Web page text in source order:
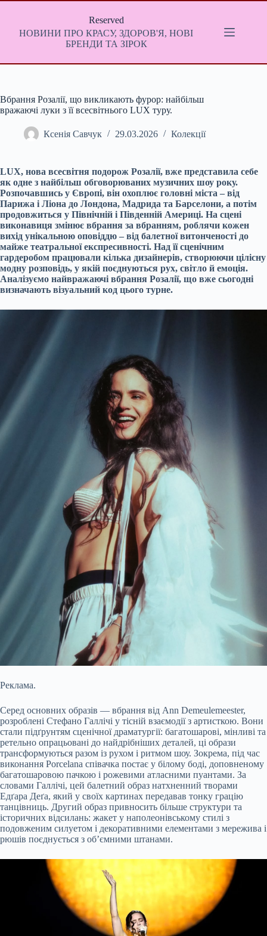
Перейти
Reserved
НОВИНИ ПРО КРАСУ, ЗДОРОВ'Я, НОВІ
БРЕНДИ ТА ЗІРОК
Вбрання Розалії, що викликають фурор: найбільш
вражаючі луки з її всесвітнього LUX туру.
Ксенія Савчук 29.03.2026 Колекції
LUX, нова всесвітня подорож Розалії, вже представила себе
як одне з найбільш обговорюваних музичних шоу року.
Розпочавшись у Європі, він охоплює головні міста – від
Парижа і Ліона до Лондона, Мадрида та Барселони, а потім
продовжиться у Північній і Південній Америці. На сцені
виконавиця змінює вбрання за вбранням, роблячи кожен
вихід унікальною оповіддю – від балетної витонченості до
майже театральної експресивності. Над її сценічним
гардеробом працювали кілька дизайнерів, створюючи цілісну
модну розповідь, у якій поєднуються рух, світло й емоція.
Аналізуємо найвражаючі вбрання Розалії, що вже сьогодні
визначають візуальний код цього турне.
Реклама.
Серед основних образів — вбрання від Ann Demeulemeester,
розроблені Стефано Галлічі у тісній взаємодії з артисткою. Вони
стали підґрунтям сценічної драматургії: багатошарові, мінливі та
ретельно опрацьовані до найдрібніших деталей, ці образи
трансформуються разом із рухом і ритмом шоу. Зокрема, під час
виконання Porcelana співачка постає у білому боді, доповненому
багатошаровою пачкою і рожевими атласними пуантами. За
словами Галлічі, цей балетний образ натхненний творами
Едґара Деґа, який у своїх картинах передавав тонку грацію
танцівниць. Другий образ привносить більше структури та
історичних відсилань: жакет у наполеонівському стилі з
подовженим силуетом і декоративними елементами з мережива і
рюшів поєднується з об’ємними штанами.